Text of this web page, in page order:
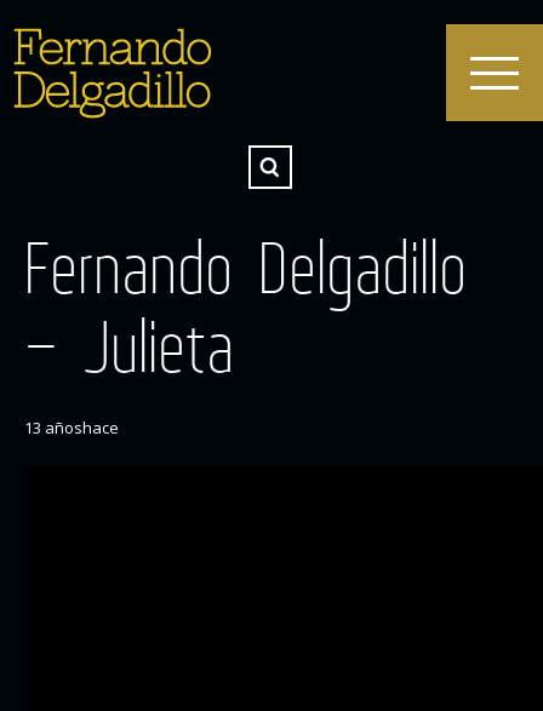
Fernando Delgadillo
– Julieta
13 añoshace